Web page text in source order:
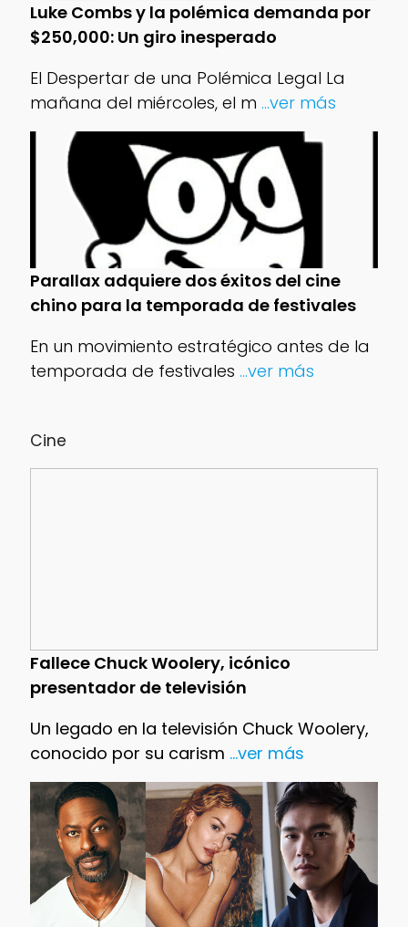
Cine
Fallece Chuck Woolery, icónico
presentador de televisión
Un legado en la televisión Chuck Woolery,
conocido por su carism ...ver más
Luke Combs y la polémica demanda por
$250,000: Un giro inesperado
El Despertar de una Polémica Legal La
mañana del miércoles, el m ...ver más
Parallax adquiere dos éxitos del cine
chino para la temporada de festivales
En un movimiento estratégico antes de la
temporada de festivales ...ver más